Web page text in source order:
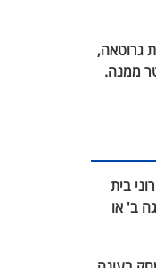
גרוטאה,
ממנה.
בית
ב' או